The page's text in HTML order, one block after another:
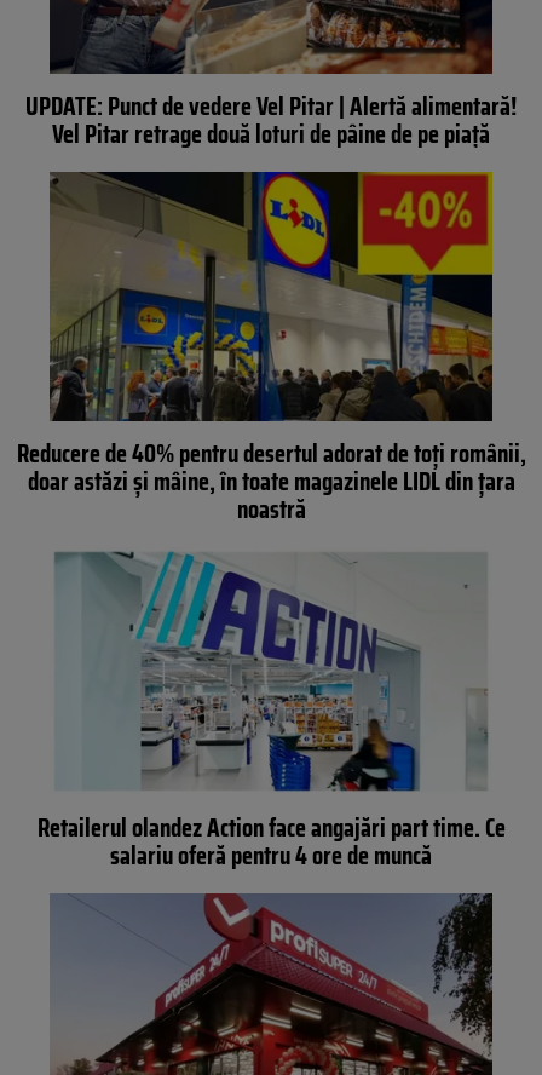
UPDATE: Punct de vedere Vel Pitar | Alertă alimentară!
Vel Pitar retrage două loturi de pâine de pe piață
Reducere de 40% pentru desertul adorat de toți românii,
doar astăzi și mâine, în toate magazinele LIDL din țara
noastră
Retailerul olandez Action face angajări part time. Ce
salariu oferă pentru 4 ore de muncă